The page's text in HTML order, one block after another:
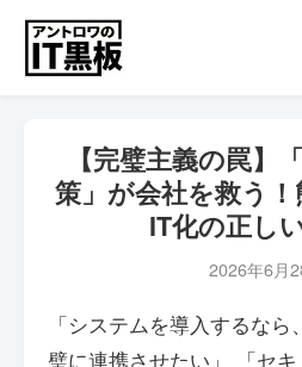
【完璧主義の罠】
策」が会社を救う！
IT化の正し
2026年6月
「システムを導入するな
璧に連携させたい」 「セ